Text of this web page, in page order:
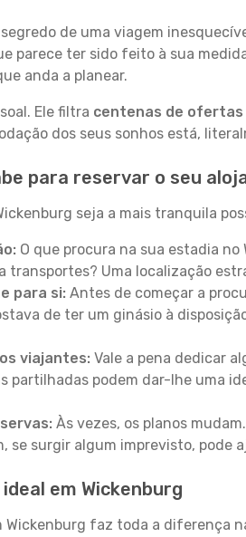
de uma viagem
parece ter sido feito à sua
anda a planear.
Ele filtra centenas de ofertas
dos seus sonhos está,
para reservar o seu
seja a mais tranquila
O que procura na sua estadia
transportes? Uma localização
para si: Antes de começar a
de ter um ginásio à
viajantes: Vale a pena dedicar
partilhadas podem dar-lhe uma
Às vezes, os planos
se surgir algum imprevisto, pode
em Wickenburg
Wickenburg faz toda a diferença